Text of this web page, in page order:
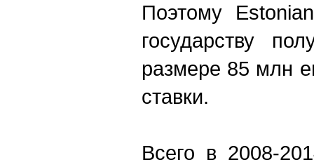
Поэтому
государству
размере 85 млн
ставки.
Всего в 2008-